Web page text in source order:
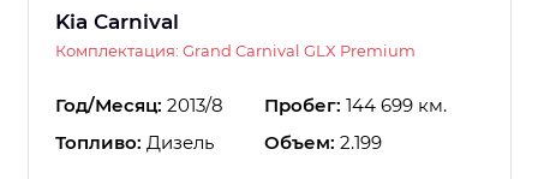
Kia Carnival
Комплектация: Grand Carnival GLX Premium
Год/Месяц: 2013/8 Пробег: 144 699 км.
Топливо: Дизель Объем: 2.199